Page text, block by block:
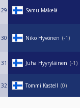
29 Samu Mäkelä
30 Niko Hyvönen -1
31 Juha Hyyryläinen -1
32 Tommi Kastell 0